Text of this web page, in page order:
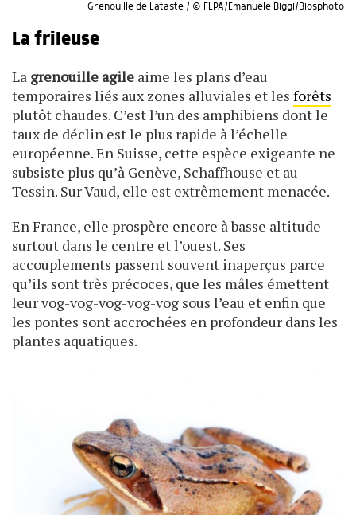
Grenouille de Lataste / © FLPA/Emanuele Biggi/Biosphoto
La frileuse
La grenouille agile aime les plans d’eau
temporaires liés aux zones alluviales et les forêts
plutôt chaudes. C’est l’un des amphibiens dont le
taux de déclin est le plus rapide à l’échelle
européenne. En Suisse, cette espèce exigeante ne
subsiste plus qu’à Genève, Schaffhouse et au
Tessin. Sur Vaud, elle est extrêmement menacée.
En France, elle prospère encore à basse altitude
surtout dans le centre et l’ouest. Ses
accouplements passent souvent inaperçus parce
qu’ils sont très précoces, que les mâles émettent
leur vog-vog-vog-vog-vog sous l’eau et enfin que
les pontes sont accrochées en profondeur dans les
plantes aquatiques.